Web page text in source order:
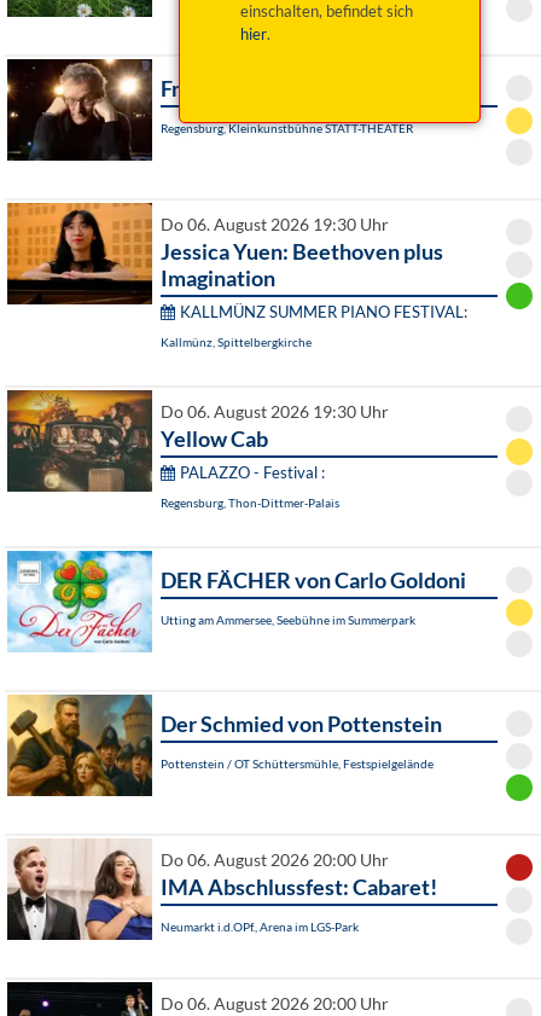
einschalten, befindet sich
hier.
Frank Lüdecke: Träumt weiter!
Regensburg, Kleinkunstbühne STATT-THEATER
Do 06. August 2026 19:30 Uhr
Jessica Yuen: Beethoven plus
Imagination
KALLMÜNZ SUMMER PIANO FESTIVAL:
Kallmünz, Spittelbergkirche
Do 06. August 2026 19:30 Uhr
Yellow Cab
PALAZZO - Festival :
Regensburg, Thon-Dittmer-Palais
DER FÄCHER von Carlo Goldoni
Utting am Ammersee, Seebühne im Summerpark
Der Schmied von Pottenstein
Pottenstein / OT Schüttersmühle, Festspielgelände
Do 06. August 2026 20:00 Uhr
IMA Abschlussfest: Cabaret!
Neumarkt i.d.OPf., Arena im LGS-Park
Do 06. August 2026 20:00 Uhr